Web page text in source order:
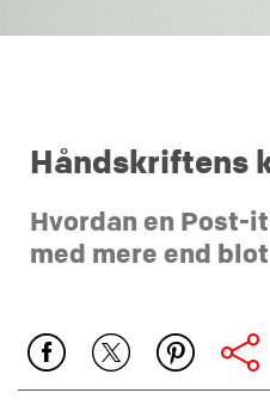
Håndskriftens
Hvordan en Post-
med mere end